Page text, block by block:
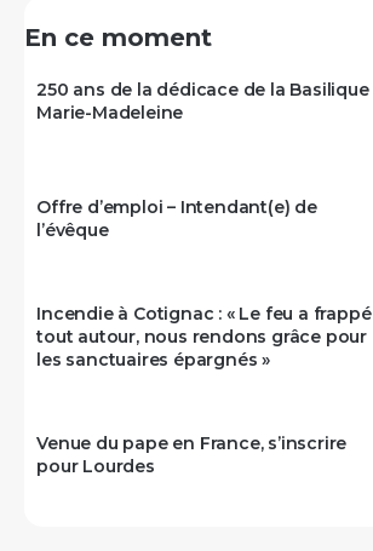
En ce moment
250 ans de la dédicace de la Basilique
Marie-Madeleine
Offre d’emploi – Intendant(e) de
l’évêque
Incendie à Cotignac : « Le feu a frappé
tout autour, nous rendons grâce pour
les sanctuaires épargnés »
Venue du pape en France, s’inscrire
pour Lourdes